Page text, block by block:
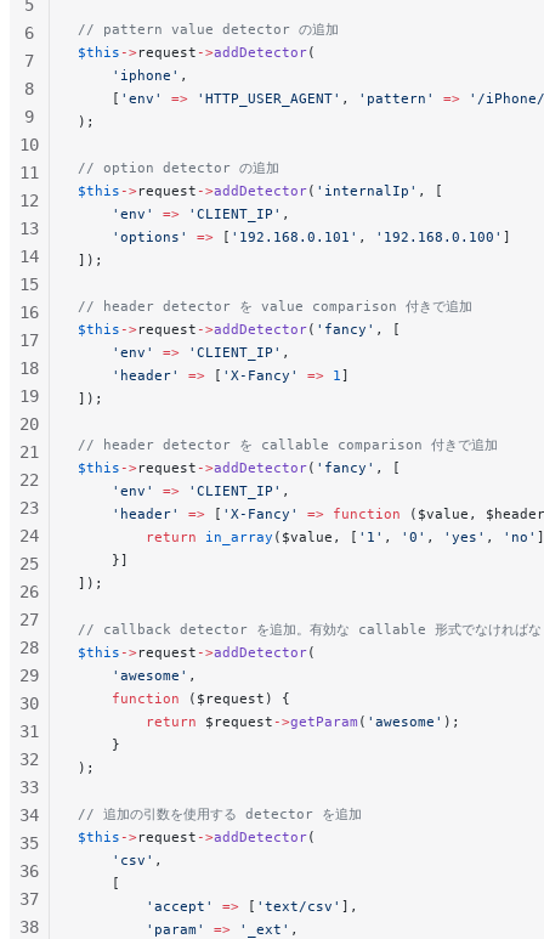
// pattern value detector の追加
$this ->request ->addDetector(
    'iphone'
,
    [
'env' => 'HTTP_USER_AGENT' , 'pattern' => '/iPhone
);
// option detector の追加
$this ->request ->addDetector( 'internalIp' , [
    'env'
=> 'CLIENT_IP' ,
    'options'
=> [ '192.168.0.101' , '192.168.0.100' ]
]);
// header detector を value comparison 付きで追加
$this ->request ->addDetector( 'fancy' , [
    'env'
=> 'CLIENT_IP' ,
    'header'
=> [ 'X-Fancy' => 1 ]
]);
// header detector を callable comparison 付きで追加
$this ->request ->addDetector( 'fancy' , [
    'env'
=> 'CLIENT_IP' ,
    'header'
=> [ 'X-Fancy' => function ($value,
        return
in_array ($value, [ '1' , '0' , 'yes' , 'no'
    }]
]);
// callback detector を追加。有効な callable 形式でなければな
$this ->request ->addDetector(
    'awesome'
,
    function
($request) {
        return
$request ->getParam ( 'awesome' );
    }
);
// 追加の引数を使用する detector を追加
$this ->request ->addDetector(
    'csv'
,
    [
        'accept'
=> [ 'text/csv' ],
        'param'
=> '_ext' ,
5
6
7
8
9
10
11
12
13
14
15
16
17
18
19
20
21
22
23
24
25
26
27
28
29
30
31
32
33
34
35
36
37
38